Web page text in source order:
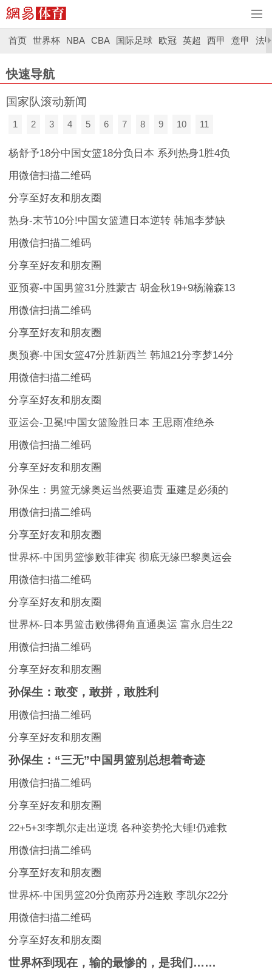
首页 世界杯 NBA CBA 国际足球 欧冠 英超 西甲 意甲 法
快速导航
国家队滚动新闻
1 2 3 4 5 6 7 8 9 10 11
杨舒予18分中国女篮18分负日本 系列热身1胜4负
用微信扫描二维码
分享至好友和朋友圈
热身-末节10分!中国女篮遭日本逆转 韩旭李梦缺
用微信扫描二维码
分享至好友和朋友圈
亚预赛-中国男篮31分胜蒙古 胡金秋19+9杨瀚森13
用微信扫描二维码
分享至好友和朋友圈
奥预赛-中国女篮47分胜新西兰 韩旭21分李梦14分
用微信扫描二维码
分享至好友和朋友圈
亚运会-卫冕!中国女篮险胜日本 王思雨准绝杀
用微信扫描二维码
分享至好友和朋友圈
孙保生：男篮无缘奥运当然要追责 重建是必须的
用微信扫描二维码
分享至好友和朋友圈
世界杯-中国男篮惨败菲律宾 彻底无缘巴黎奥运会
用微信扫描二维码
分享至好友和朋友圈
世界杯-日本男篮击败佛得角直通奥运 富永启生22
用微信扫描二维码
分享至好友和朋友圈
孙保生：敢变，敢拼，敢胜利
用微信扫描二维码
分享至好友和朋友圈
孙保生：“三无”中国男篮别总想着奇迹
用微信扫描二维码
分享至好友和朋友圈
22+5+3!李凯尔走出逆境 各种姿势抡大锤!仍难救
用微信扫描二维码
分享至好友和朋友圈
世界杯-中国男篮20分负南苏丹2连败 李凯尔22分
用微信扫描二维码
分享至好友和朋友圈
世界杯到现在，输的最惨的，是我们……